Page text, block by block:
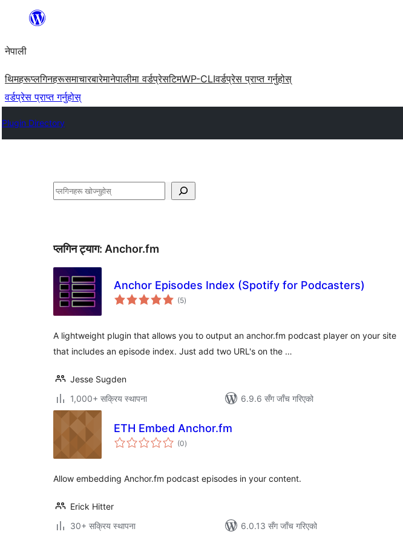
सामग्रीमा
नेपाली
थिमहरूप्लगिनहरूसमाचारबारेमानेपालीमा वर्डप्रेसटिमWP-CLIवर्डप्रेस प्राप्त गर्नुहोस्
वर्डप्रेस प्राप्त गर्नुहोस्
Plugin Directory
खोज्नुहोस्
प्लगिन ट्याग: Anchor.fm
Anchor Episodes Index (Spotify for Podcasters)
(5कुल
रेटिङ्गहरू
)
A lightweight plugin that allows you to output an anchor.fm podcast player on your site
that includes an episode index. Just add two URL's on the …
Jesse Sugden
1,000+ सक्रिय स्थापना
6.9.6 सँग जाँच गरिएको
ETH Embed Anchor.fm
(0कुल
रेटिङ्गहरू
)
Allow embedding Anchor.fm podcast episodes in your content.
Erick Hitter
30+ सक्रिय स्थापना
6.0.13 सँग जाँच गरिएको